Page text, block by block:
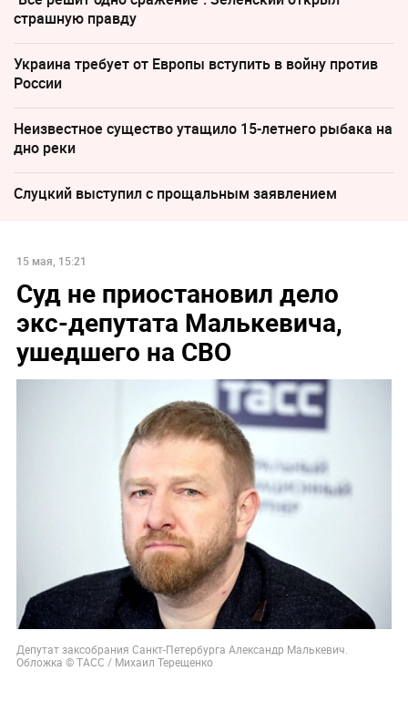
страшную правду
Украина требует от Европы вступить в войну против
России
Неизвестное существо утащило 15-летнего рыбака на
дно реки
Слуцкий выступил с прощальным заявлением
15 мая, 15:21
Суд не приостановил дело
экс-депутата Малькевича,
ушедшего на СВО
Депутат заксобрания Санкт-Петербурга Александр Малькевич.
Обложка © ТАСС / Михаил Терещенко